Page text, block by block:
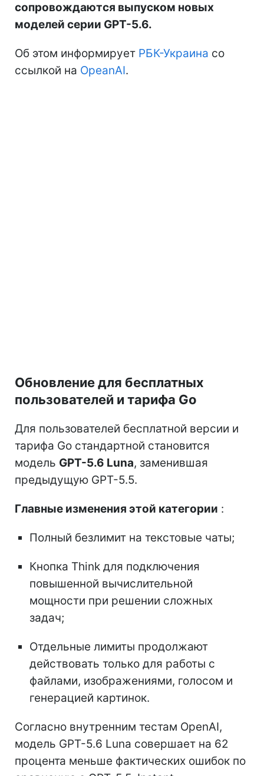
сопровождаются выпуском новых
моделей серии GPT-5.6.
Об этом информирует РБК-Украина со
ссылкой на OpeanAI.
Обновление для бесплатных
пользователей и тарифа Go
Для пользователей бесплатной версии и
тарифа Go стандартной становится
модель GPT-5.6 Luna, заменившая
предыдущую GPT-5.5.
Главные изменения этой категории :
Полный безлимит на текстовые чаты;
Кнопка Think для подключения
повышенной вычислительной
мощности при решении сложных
задач;
Отдельные лимиты продолжают
действовать только для работы с
файлами, изображениями, голосом и
генерацией картинок.
Согласно внутренним тестам OpenAI,
модель GPT-5.6 Luna совершает на 62
процента меньше фактических ошибок по